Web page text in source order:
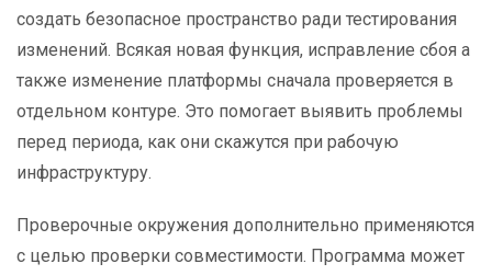
создать безопасное пространство ради тестирования
изменений. Всякая новая функция, исправление сбоя а
также изменение платформы сначала проверяется в
отдельном контуре. Это помогает выявить проблемы
перед периода, как они скажутся при рабочую
инфраструктуру.
Проверочные окружения дополнительно применяются
с целью проверки совместимости. Программа может